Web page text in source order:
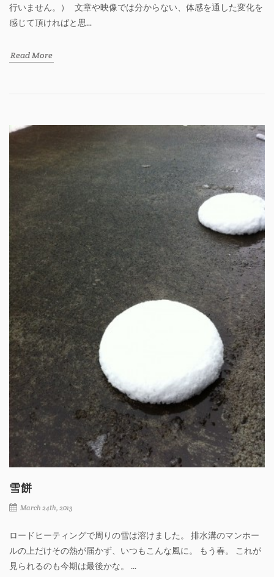
行いません。） 文章や映像では分からない、体感を通した変化を
感じて頂ければと思...
Read More
雪餅
March 24th, 2013
ロードヒーティングで周りの雪は溶けました。 排水溝のマンホー
ルの上だけその熱が届かず、いつもこんな風に。 もう春。 これが
見られるのも今期は最後かな。 ...